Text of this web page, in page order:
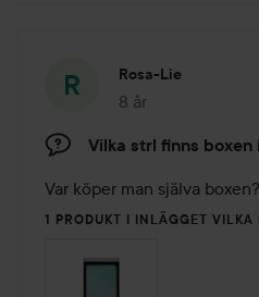
Rosa-Lie
8 år
Inlägget skapades
Vilka strl finns boxen
Var köper man själva boxen?
1 PRODUKT I INLÄGGET